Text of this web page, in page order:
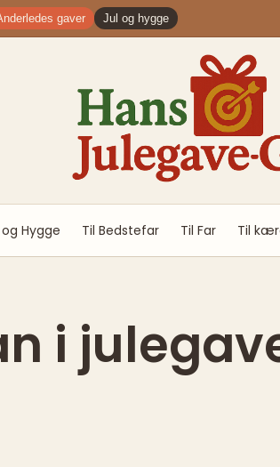
gaver Jul og hygge
Hygge Til Bedstefar Til Far Til
i